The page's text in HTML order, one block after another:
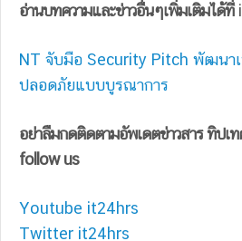
อ่านบทความและข่าวอื่นๆเพิ่มเติมได้ที่
NT จับมือ Security Pitch พัฒนา
ปลอดภัยแบบบูรณาการ
อย่าลืมกดติดตามอัพเดตข่าวสาร ทิปเ
follow us
Youtube it24hrs
Twitter it24hrs